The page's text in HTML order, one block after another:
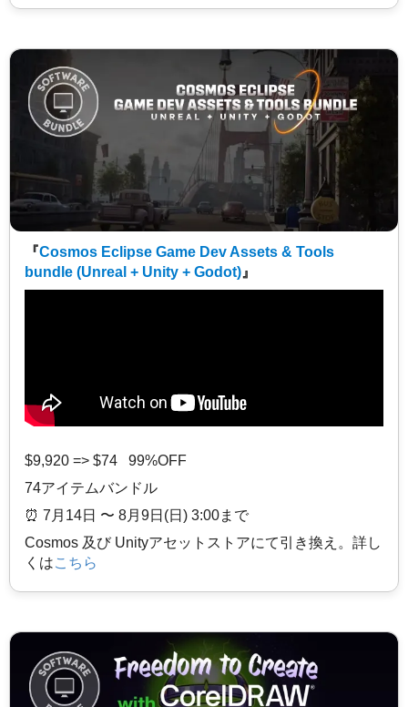
『Cosmos Eclipse Game Dev Assets & Tools
bundle (Unreal + Unity + Godot) 』
$9,920 => $74 99%OFF
74アイテムバンドル
⏰️ 7月14日 〜 8月9日(日) 3:00まで
Cosmos 及び Unityアセットストアにて引き換え。詳し
くはこちら